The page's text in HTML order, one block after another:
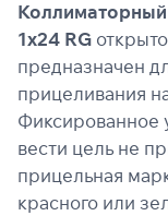
1х24 RG
предназначен
прицеливания
Фиксированное
вести цель не
прицельная
красного или